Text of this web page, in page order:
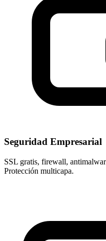
Seguridad Empresarial
SSL gratis, firewall,
Protección multicapa.